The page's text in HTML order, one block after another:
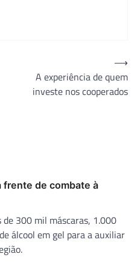
A experiência de quem
investe nos cooperados
⟶
frente de combate à
de 300 mil máscaras, 1.000
álcool em gel para a auxiliar